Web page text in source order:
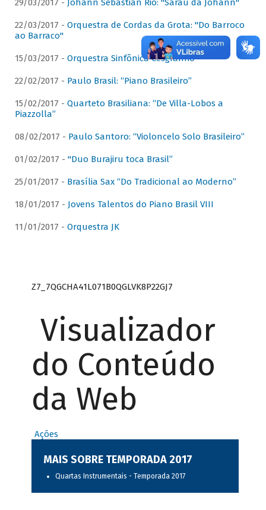
29/03/2017 - Johann Sebastian Rio: "Sarau da Johann"
22/03/2017 - Orquestra de Cordas da Grota: "Do Barroco
ao Barraco"
15/03/2017 - Orquestra Sinfônica Cesgranrio
22/02/2017 - Paulo Brasil: “Piano Brasileiro”
15/02/2017 - Quarteto Brasiliana: “De Villa-Lobos a
Piazzolla”
08/02/2017 - Paulo Santoro: “Violoncelo Solo Brasileiro”
01/02/2017 - "Duo Burajiru toca Brasil”
25/01/2017 - Brasília Sax “Do Tradicional ao Moderno”
18/01/2017 - Jovens Talentos do Piano Brasil VIII
11/01/2017 - Orquestra JK
Z7_7QGCHA41L071B0QGLVK8P22GJ7
Visualizador
do Conteúdo
da Web
Ações
MAIS SOBRE TEMPORADA 2017
Quartas Instrumentais - Temporada 2017